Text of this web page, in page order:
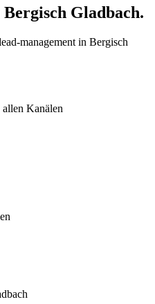
Gladbach.
management in Bergisch
Kanälen